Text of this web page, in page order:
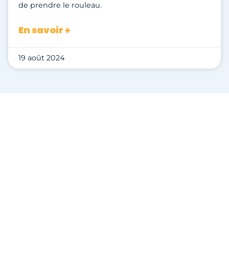
de prendre le rouleau.
En savoir +
19 août 2024